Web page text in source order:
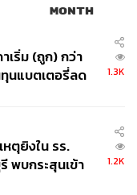
ปล่อยพลังกันได้เต็ม
ลอด 24 ชั่วโมง
แคมปัสที่ตื่นตอนไหน
สูง 33 ชั้น ที่มา
ศา และพาแลง สเปซ
นเครือ
MONTH
เริ่ม (ถูก) กว่า
นแบตเตอรี่ลด
1.3K
ตุยิงใน รร.
พบกระสุนเข้า
1.2K